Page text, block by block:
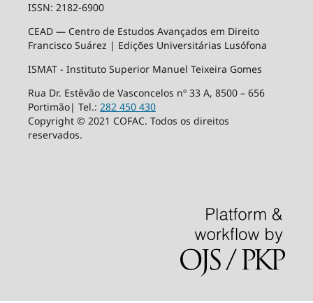
ISSN: 2182-6900
CEAD — Centro de Estudos Avançados em Direito
Francisco Suárez | Edições Universitárias Lusófona
ISMAT - Instituto Superior Manuel Teixeira Gomes
Rua Dr. Estêvão de Vasconcelos nº 33 A, 8500 – 656
Portimão| Tel.: 282 450 430
Copyright © 2021 COFAC. Todos os direitos
reservados.